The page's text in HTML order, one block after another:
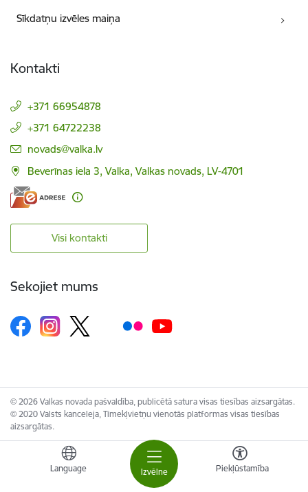
Izvēlne
Language Piekļūstamība
Sīkdatņu izvēles maiņa
Kontakti
+371 66954878
+371 64722238
E-pasts:
novads@valka.lv
Beverīnas iela 3, Valka, Valkas novads, LV-4701
Visi kontakti
Sekojiet mums
© 2026 Valkas novada pašvaldība, publicētā satura visas tiesības aizsargātas.
© 2020 Valsts kanceleja, Tīmekļvietņu vienotās platformas visas tiesības
aizsargātas.